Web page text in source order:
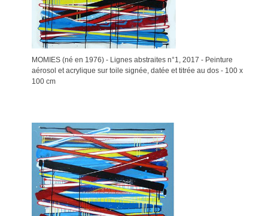
MOMIES (né en 1976) - Lignes abstraites n°1, 2017 - Peinture
aérosol et acrylique sur toile signée, datée et titrée au dos - 100 x
100 cm